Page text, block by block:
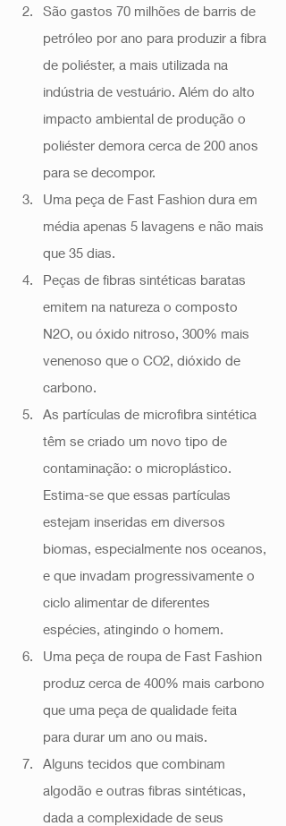
São gastos 70 milhões de barris de
petróleo por ano para produzir a fibra
de poliéster, a mais utilizada na
indústria de vestuário. Além do alto
impacto ambiental de produção o
poliéster demora cerca de 200 anos
para se decompor.
Uma peça de Fast Fashion dura em
média apenas 5 lavagens e não mais
que 35 dias.
Peças de fibras sintéticas baratas
emitem na natureza o composto
N2O, ou óxido nitroso, 300% mais
venenoso que o CO2, dióxido de
carbono.
As partículas de microfibra sintética
têm se criado um novo tipo de
contaminação: o microplástico.
Estima-se que essas partículas
estejam inseridas em diversos
biomas, especialmente nos oceanos,
e que invadam progressivamente o
ciclo alimentar de diferentes
espécies, atingindo o homem.
Uma peça de roupa de Fast Fashion
produz cerca de 400% mais carbono
que uma peça de qualidade feita
para durar um ano ou mais.
Alguns tecidos que combinam
algodão e outras fibras sintéticas,
dada a complexidade de seus